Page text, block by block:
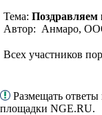
Тема: Поздравляем
Автор: Анмаро,
Всех участников
Размещать
площадки NGE.RU.